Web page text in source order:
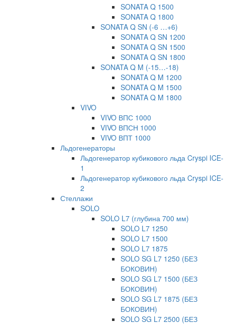
SONATA Q 1500
SONATA Q 1800
SONATA Q SN (-6 …+6)
SONATA Q SN 1200
SONATA Q SN 1500
SONATA Q SN 1800
SONATA Q M (-15…-18)
SONATA Q M 1200
SONATA Q M 1500
SONATA Q M 1800
VIVO
VIVO ВПС 1000
VIVO ВПСН 1000
VIVO ВПТ 1000
Льдогенераторы
Льдогенератор кубикового льда Cryspi ICE-
1
Льдогенератор кубикового льда Cryspi ICE-
2
Стеллажи
SOLO
SOLO L7 (глубина 700 мм)
SOLO L7 1250
SOLO L7 1500
SOLO L7 1875
SOLO SG L7 1250 (БЕЗ
БОКОВИН)
SOLO SG L7 1500 (БЕЗ
БОКОВИН)
SOLO SG L7 1875 (БЕЗ
БОКОВИН)
SOLO SG L7 2500 (БЕЗ